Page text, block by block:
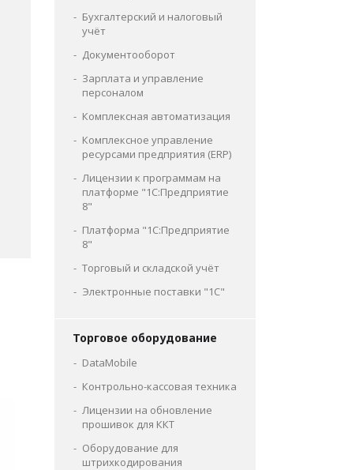
Бухгалтерский и налоговый
учёт
Документооборот
Зарплата и управление
персоналом
Комплексная автоматизация
Комплексное управление
ресурсами предприятия (ERP)
Лицензии к программам на
платформе "1С:Предприятие
8"
Платформа "1С:Предприятие
8"
Торговый и складской учёт
Электронные поставки "1С"
Торговое оборудование
DataMobile
Контрольно-кассовая техника
Лицензии на обновление
прошивок для ККТ
Оборудование для
штрихкодирования